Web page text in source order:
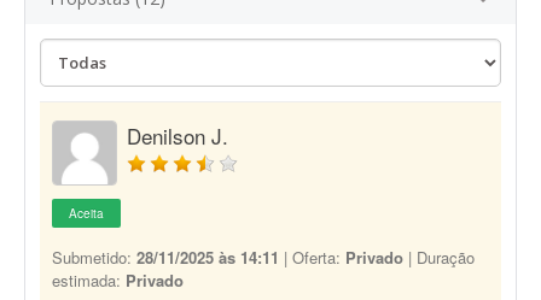
Denilson J.
Aceita
Submetido: 28/11/2025 às 14:11 | Oferta: Privado | Duração
estimada: Privado